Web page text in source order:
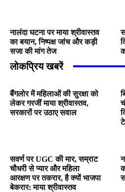
नालंदा घटना पर माया श्रीवास्तव
का बयान, निष्पक्ष जांच और कड़ी
सजा की मांग तेज
लोकप्रिय खबरें
बैंगलोर में महिलाओं की सुरक्षा को
लेकर गरजीं माया श्रीवास्तव,
सरकारों पर उठाए सवाल
सवर्ण पर UGC की मार, सम्राट
चौधरी से प्यार और महिला
आरक्षण पर तकरार, है क्यों भाजपा
बेकरार: माया श्रीवास्तव